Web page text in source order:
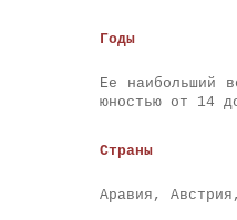
Годы
Ее наибольший
юностью от 14
Страны
Аравия,